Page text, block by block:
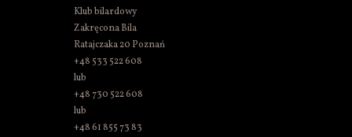
Klub bilardowy
Zakręcona Bila
Ratajczaka 20 Poznań
+48 533 522 608
lub
+48 730 522 608
lub
+48 61 855 73 83